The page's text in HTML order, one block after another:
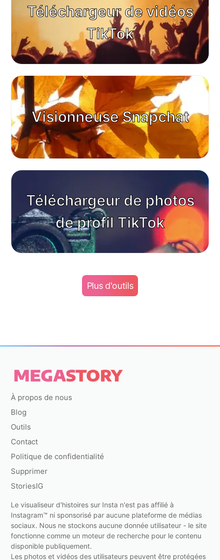
Téléchargeur de vidéos
TikTok
Visionneuse Snapchat
Téléchargeur de photos
de profil TikTok
Plus d'outils
À propos de nous
Blog
Outils
Contact
Politique de confidentialité
Supprimer
StoriesIG
Le visualiseur d'histoires sur Insta n'est pas affilié à
Instagram™ ni sponsorisé par aucune plateforme de médias
sociaux. Nous ne stockons aucune donnée utilisateur - le site
fonctionne comme un moteur de recherche pour le contenu
disponible publiquement.
Les photos et vidéos des utilisateurs peuvent être protégées